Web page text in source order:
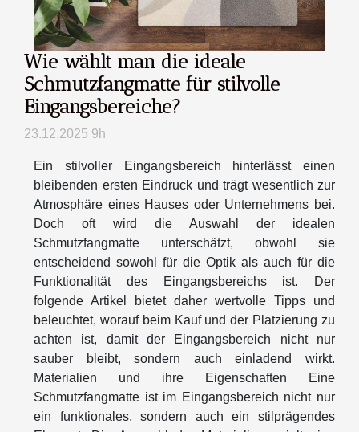
Wie wählt man die ideale
Schmutzfangmatte für stilvolle
Eingangsbereiche?
23.12.2025 9h
Ein stilvoller Eingangsbereich hinterlässt einen
bleibenden ersten Eindruck und trägt wesentlich zur
Atmosphäre eines Hauses oder Unternehmens bei.
Doch oft wird die Auswahl der idealen
Schmutzfangmatte unterschätzt, obwohl sie
entscheidend sowohl für die Optik als auch für die
Funktionalität des Eingangsbereichs ist. Der
folgende Artikel bietet daher wertvolle Tipps und
beleuchtet, worauf beim Kauf und der Platzierung zu
achten ist, damit der Eingangsbereich nicht nur
sauber bleibt, sondern auch einladend wirkt.
Materialien und ihre Eigenschaften Eine
Schmutzfangmatte ist im Eingangsbereich nicht nur
ein funktionales, sondern auch ein stilprägendes